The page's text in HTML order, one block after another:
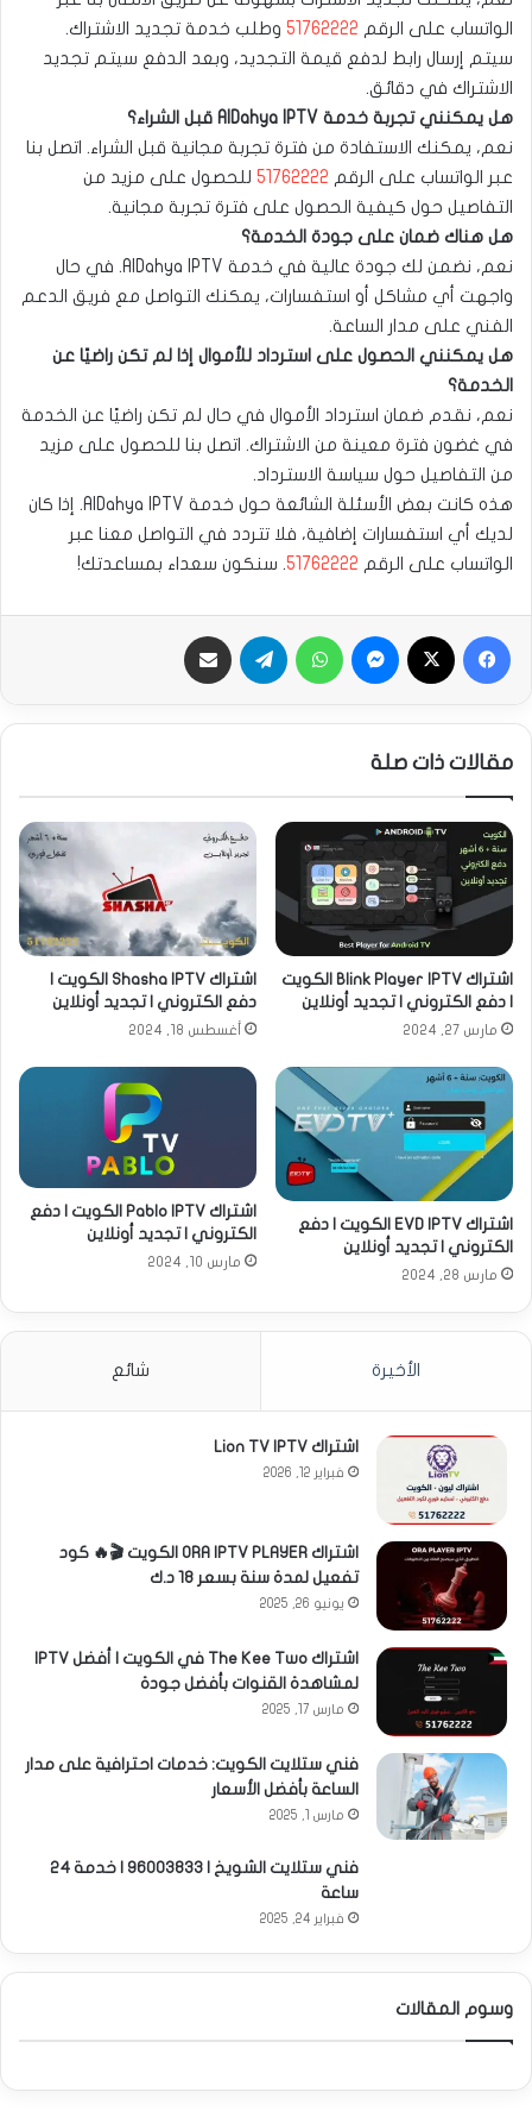
الواتساب على الرقم 51762222 وطلب خدمة تجديد الاشتراك.
سيتم إرسال رابط لدفع قيمة التجديد، وبعد الدفع سيتم تجديد
الاشتراك في دقائق.
هل يمكنني تجربة خدمة AlDahya IPTV قبل الشراء؟
نعم، يمكنك الاستفادة من فترة تجربة مجانية قبل الشراء. اتصل بنا
عبر الواتساب على الرقم 51762222 للحصول على مزيد من
التفاصيل حول كيفية الحصول على فترة تجربة مجانية.
هل هناك ضمان على جودة الخدمة؟
نعم، نضمن لك جودة عالية في خدمة AlDahya IPTV. في حال
واجهت أي مشاكل أو استفسارات، يمكنك التواصل مع فريق الدعم
الفني على مدار الساعة.
هل يمكنني الحصول على استرداد للأموال إذا لم تكن راضيًا عن
الخدمة؟
نعم، نقدم ضمان استرداد الأموال في حال لم تكن راضيًا عن الخدمة
في غضون فترة معينة من الاشتراك. اتصل بنا للحصول على مزيد
من التفاصيل حول سياسة الاسترداد.
هذه كانت بعض الأسئلة الشائعة حول خدمة AlDahya IPTV. إذا كان
لديك أي استفسارات إضافية، فلا تتردد في التواصل معنا عبر
الواتساب على الرقم 51762222. سنكون سعداء بمساعدتك!
فيسبوك ماسنجر واتساب تيلقرام
مقالات ذات صلة
اشتراك Blink Player IPTV الكويت
| دفع الكتروني | تجديد أونلاين
مارس 27, 2024
اشتراك Shasha IPTV الكويت |
دفع الكتروني | تجديد أونلاين
أغسطس 18, 2024
اشتراك EVD IPTV الكويت | دفع
الكتروني | تجديد أونلاين
مارس 28, 2024
اشتراك Pablo IPTV الكويت | دفع
الكتروني | تجديد أونلاين
مارس 10, 2024
الأخيرة شائع
اشتراك Lion TV IPTV
فبراير 12, 2026
اشتراك ORA IPTV PLAYER الكويت 🎬🔥 كود
تفعيل لمدة سنة بسعر 18 د.ك
يونيو 26, 2025
اشتراك The Kee Two في الكويت | أفضل IPTV
لمشاهدة القنوات بأفضل جودة
مارس 17, 2025
فني ستلايت الكويت: خدمات احترافية على مدار
الساعة بأفضل الأسعار
مارس 1, 2025
فني ستلايت الشويخ | 96003833 | خدمة 24
ساعة
فبراير 24, 2025
وسوم المقالات